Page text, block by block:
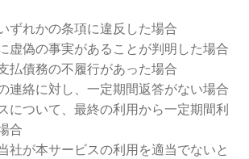
ずれかの条項に違反した場合
虚偽の事実があることが判明した場合
払債務の不履行があった場合
連絡に対し、一定期間返答がない場合
について、最終の利用から一定期間利
合
社が本サービスの利用を適当でないと